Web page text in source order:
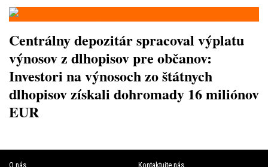
Centrálny depozitár spracoval výplatu
výnosov z dlhopisov pre občanov:
Investori na výnosoch zo štátnych
dlhopisov získali dohromady 16 miliónov
EUR
O nás Kontaktujte nás